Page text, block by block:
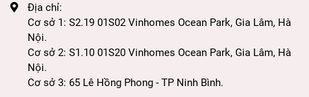
Địa chỉ:
Cơ sở 1: S2.19 01S02 Vinhomes Ocean Park, Gia Lâm, Hà
Nội.
Cơ sở 2: S1.10 01S20 Vinhomes Ocean Park, Gia Lâm, Hà
Nội.
Cơ sở 3: 65 Lê Hồng Phong - TP Ninh Bình.